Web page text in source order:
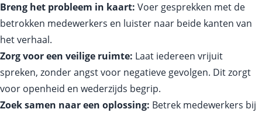
Breng het probleem in kaart: Voer gesprekken met de
betrokken medewerkers en luister naar beide kanten van
het verhaal.
Zorg voor een veilige ruimte: Laat iedereen vrijuit
spreken, zonder angst voor negatieve gevolgen. Dit zorgt
voor openheid en wederzijds begrip.
Zoek samen naar een oplossing: Betrek medewerkers bij